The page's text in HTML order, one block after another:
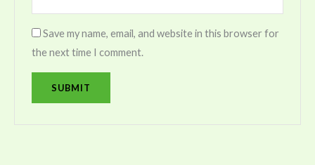
Save my name, email, and website in this browser for
the next time I comment.